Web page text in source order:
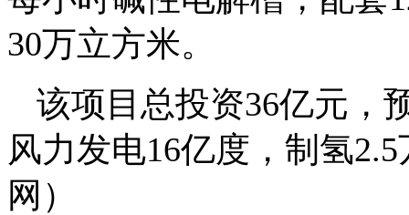
30万立方米。
该项目总投资36亿元，
风力发电16亿度，制氢
网）